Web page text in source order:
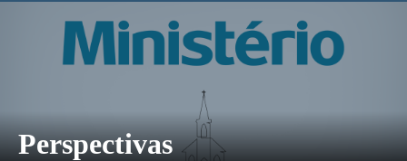
Perspectivas